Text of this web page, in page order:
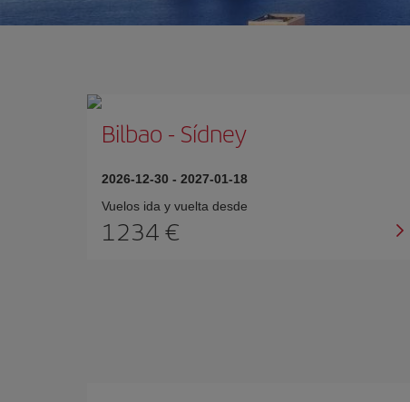
Bilbao - Sídney
2026-12-30 - 2027-01-18
Vuelos ida y vuelta desde
1234 €